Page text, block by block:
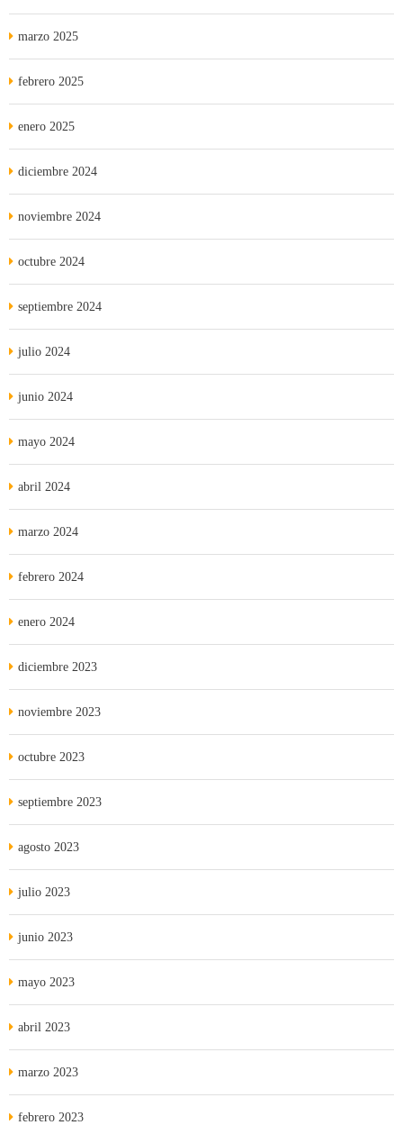
marzo 2025
febrero 2025
enero 2025
diciembre 2024
noviembre 2024
octubre 2024
septiembre 2024
julio 2024
junio 2024
mayo 2024
abril 2024
marzo 2024
febrero 2024
enero 2024
diciembre 2023
noviembre 2023
octubre 2023
septiembre 2023
agosto 2023
julio 2023
junio 2023
mayo 2023
abril 2023
marzo 2023
febrero 2023